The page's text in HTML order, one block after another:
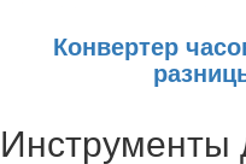
Конвертер
Инструменты